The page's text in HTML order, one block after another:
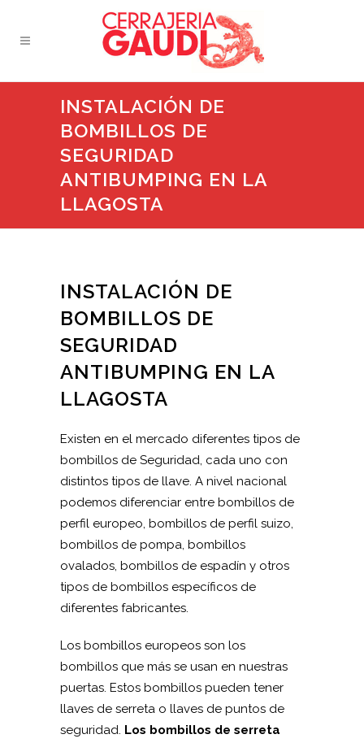
INSTALACIÓN DE
BOMBILLOS DE
SEGURIDAD
ANTIBUMPING EN LA
LLAGOSTA
INSTALACIÓN DE
BOMBILLOS DE
SEGURIDAD
ANTIBUMPING EN LA
LLAGOSTA
Existen en el mercado diferentes tipos de
bombillos de Seguridad, cada uno con
distintos tipos de llave. A nivel nacional
podemos diferenciar entre bombillos de
perfil europeo, bombillos de perfil suizo,
bombillos de pompa, bombillos
ovalados, bombillos de espadín y otros
tipos de bombillos específicos de
diferentes fabricantes.
Los bombillos europeos son los
bombillos que más se usan en nuestras
puertas. Estos bombillos pueden tener
llaves de serreta o llaves de puntos de
seguridad. Los bombillos de serreta